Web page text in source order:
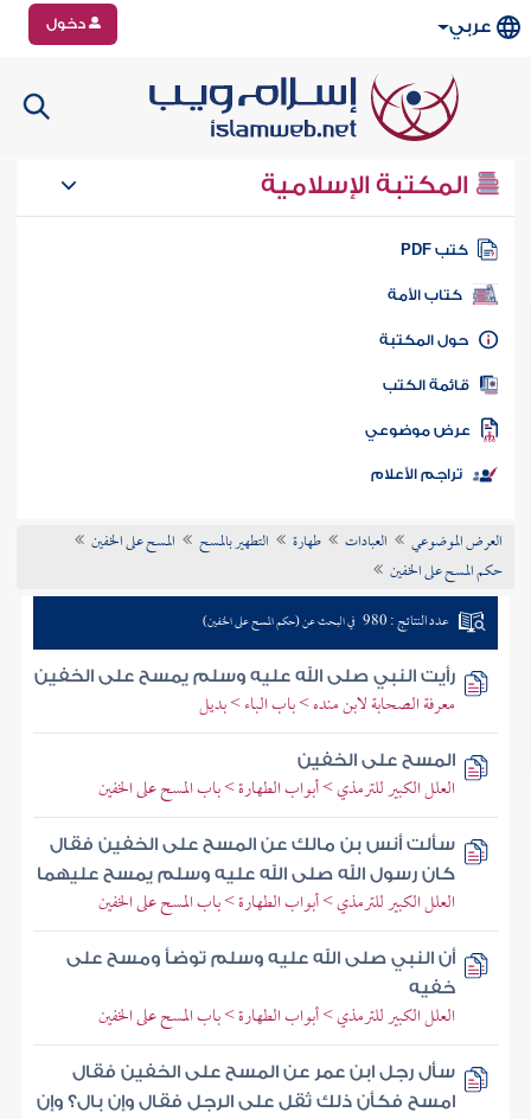
عربي دخول
المكتبة الإسلامية
كتب PDF
كتاب الأمة
المكتبة
الكتب
موضوعي
تراجم الأعلام
العرض الموضوعي العبادات طهارة التطهير بالمسح
المسح على الخفين
حكم المسح على الخفين
عدد النتائج : 980 في البحث عن (حكم المسح على الخفين)
رأيت النبي صلى الله عليه وسلم يمسح على الخفين
معرفة الصحابة لابن منده > باب الباء > بديل
المسح على الخفين
العلل الكبير للترمذي > أبواب الطهارة > باب المسح على الخفين
سألت أنس بن مالك عن المسح على الخفين فقال
كان رسول الله صلى الله عليه وسلم يمسح عليهما
العلل الكبير للترمذي > أبواب الطهارة > باب المسح على الخفين
أن النبي صلى الله عليه وسلم توضأ ومسح على
خفيه
العلل الكبير للترمذي > أبواب الطهارة > باب المسح على الخفين
سأل رجل ابن عمر عن المسح على الخفين فقال
امسح فكأن ذلك ثقل على الرجل فقال وإن بال؟ وإن